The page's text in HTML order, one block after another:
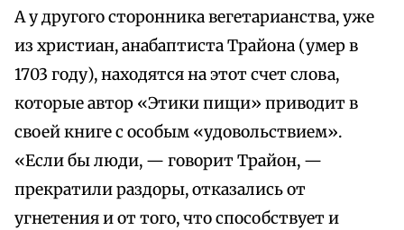
А у другого сторонника вегетарианства, уже
из христиан, анабаптиста Трайона (умер в
1703 году), находятся на этот счет слова,
которые автор «Этики пищи» приводит в
своей книге с особым «удовольствием».
«Если бы люди, — говорит Трайон, —
прекратили раздоры, отказались от
угнетения и от того, что способствует и